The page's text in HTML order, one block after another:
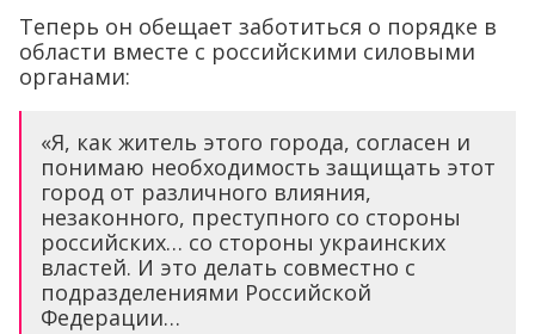
Теперь он обещает заботиться о порядке в
области вместе с российскими силовыми
органами:
«Я, как житель этого города, согласен и
понимаю необходимость защищать этот
город от различного влияния,
незаконного, преступного со стороны
российских… со стороны украинских
властей. И это делать совместно с
подразделениями Российской
Федерации…